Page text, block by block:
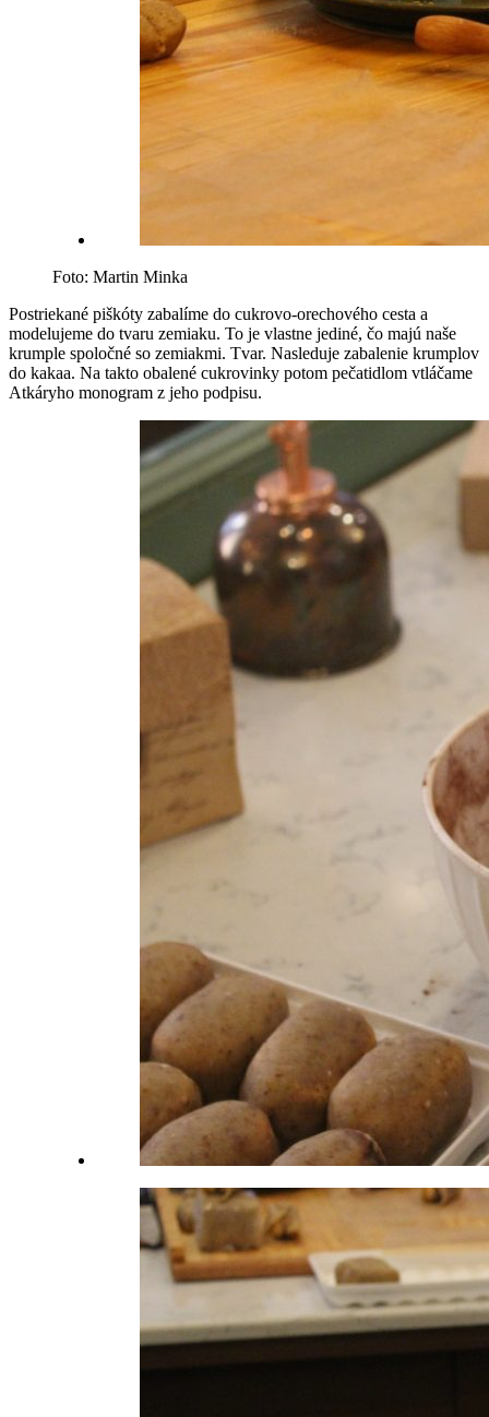
Foto: Martin Minka
Postriekané piškóty zabalíme do cukrovo-orechového cesta a
modelujeme do tvaru zemiaku. To je vlastne jediné, čo majú naše
krumple spoločné so zemiakmi. Tvar. Nasleduje zabalenie krumplov
do kakaa. Na takto obalené cukrovinky potom pečatidlom vtláčame
Atkáryho monogram z jeho podpisu.